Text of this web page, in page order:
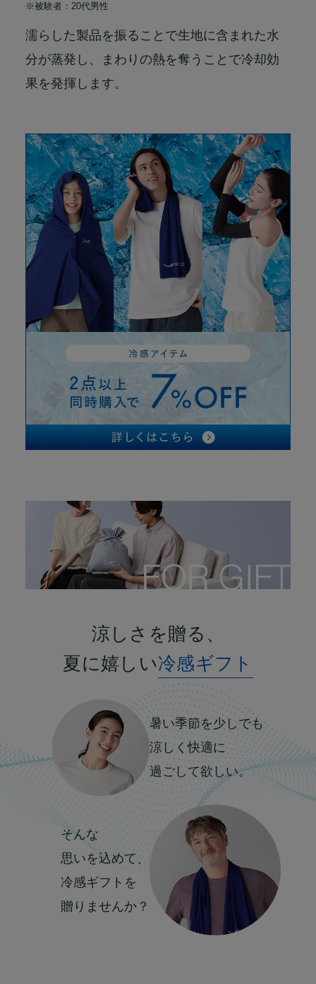
※被験者：20代男性
濡らした製品を振ることで生地に含まれた水
分が蒸発し、まわりの熱を奪うことで冷却効
果を発揮します。
涼しさを贈る、
夏に嬉しい冷感ギフト
暑い季節を少しでも
涼しく快適に
過ごして欲しい。
そんな
思いを込めて、
冷感ギフトを
贈りませんか？